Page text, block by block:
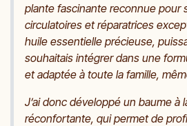
plante fascinante reconnue pour
circulatoires et réparatrices
huile essentielle précieuse,
souhaitais intégrer dans une
et adaptée à toute la famille,
J’ai donc développé un baume à
réconfortante, qui permet de